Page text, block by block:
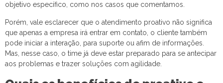
objetivo específico, como nos casos que comentamos.
Porém, vale esclarecer que o atendimento proativo não significa
que apenas a empresa irá entrar em contato, o cliente também
pode iniciar a interação, para suporte ou afim de informações.
Mas, nesse caso, o time já deve estar preparado para se antecipar
aos problemas e trazer soluções com agilidade.